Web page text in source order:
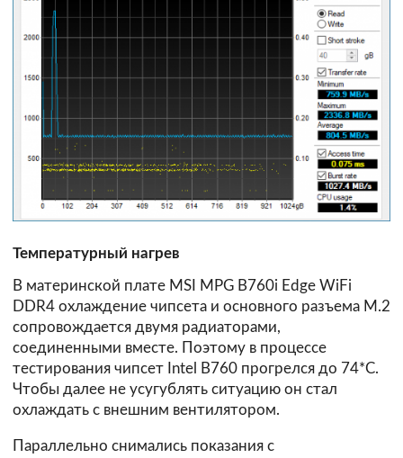
Температурный нагрев
В материнской плате MSI MPG B760i Edge WiFi
DDR4 охлаждение чипсета и основного разъема М.2
сопровождается двумя радиаторами,
соединенными вместе. Поэтому в процессе
тестирования чипсет Intel B760 прогрелся до 74*С.
Чтобы далее не усугублять ситуацию он стал
охлаждать с внешним вентилятором.
Параллельно снимались показания с